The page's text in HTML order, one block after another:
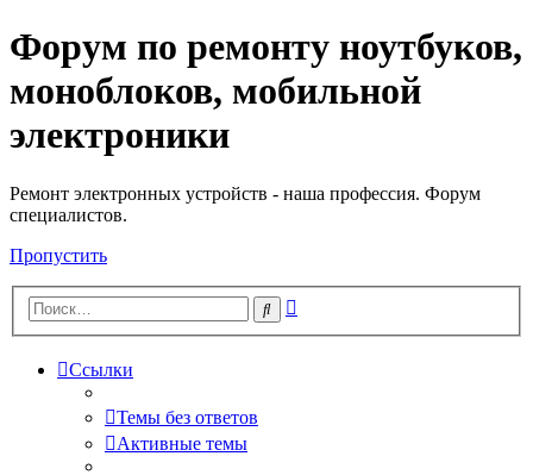
Регистрация
Форум по ремонту ноутбуков,
моноблоков, мобильной
электроники
Ремонт электронных устройств - наша профессия. Форум
специалистов.
Пропустить
Поиск
Ссылки
Темы без ответов
Активные темы